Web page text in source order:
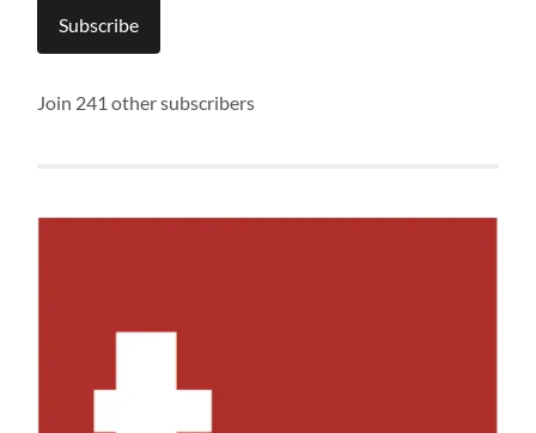
Subscribe
Join 241 other subscribers